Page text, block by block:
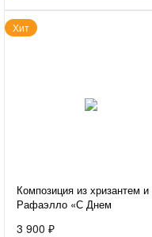
Хит
Композиция из хризантем и
Рафаэлло «С Днем
3 900 ₽